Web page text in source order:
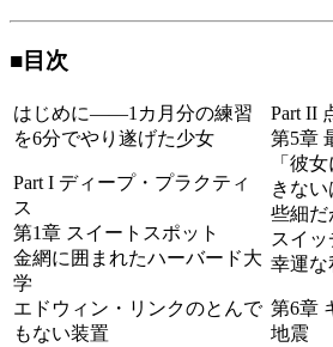
■目次
はじめに――1カ月分の練習
を6分でやり遂げた少女
Part I ディープ・プラクティ
ス
第1章 スイートスポット
金網に囲まれたハーバード大
学
エドウィン・リンクのとんで
もない装置
Part II
第5章
「彼
きない
些細だ
スイッ
幸運な
第6章
地震